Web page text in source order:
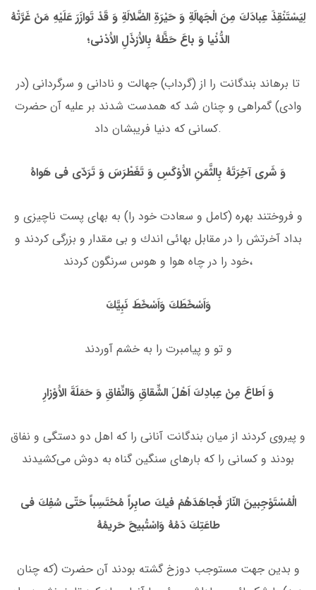
لِیَسْتَنْقِذَ عِبادَكَ مِنَ الْجَهالَةِ وَ حَیْرَةِ الضَّلالَةِ وَ قَدْ تَوازَرَ عَلَیْهِ مَنْ غَرَّتْهُ
الدُّنْیا وَ باعَ حَظَّهُ بِالاَْرْذَلِ الاَْدْنى؛
تا برهاند بندگانت را از (گرداب) جهالت و نادانى و سرگردانى (در
وادى) گمراهى و چنان شد كه همدست شدند بر علیه آن حضرت
كسانى كه دنیا فریبشان داد.
وَ شَرى آخِرَتَهُ بِالثَّمَنِ الاَْوْكَسِ وَ تَغَطْرَسَ وَ تَرَدّى فى هَواهُ
و فروختند بهره (كامل و سعادت خود را) به بهاى پست ناچیزى و
بداد آخرتش را در مقابل بهائى اندك و بى مقدار و بزرگى كردند و
خود را در چاه هوا و هوس سرنگون كردند،
وَاَسْخَطَكَ وَاَسْخَطَ نَبِیَّكَ
و تو و پیامبرت را به خشم آوردند
وَ اَطاعَ مِنْ عِبادِكَ اَهْلَ الشِّقاقِ وَالنِّفاقِ وَ حَمَلَةَ الاَْوْزارِ
و پیروى كردند از میان بندگانت آنانى را كه اهل دو دستگى و نفاق
بودند و كسانى را كه بارهاى سنگین گناه به دوش مى‌كشیدند
الْمُسْتَوْجِبینَ النّارَ فَجاهَدَهُمْ فیكَ صابِراً مُحْتَسِباً حَتّى سُفِكَ فى
طاعَتِكَ دَمُهُ وَاسْتُبیحَ حَریمُهُ
و بدین جهت مستوجب دوزخ گشته بودند آن حضرت (كه چنان